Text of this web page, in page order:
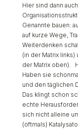
Hier sind dann
Genannte bauen:
auf kurze Wege,
Weiterdenken
(in der Matrix
der Matrix oben).
Haben sie
und den täglichen
Das klingt schon
echte
sich nicht alleine
(oftmals)